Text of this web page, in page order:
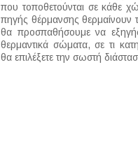
που τοποθετούνται σε κάθε
πηγής θέρμανσης
θα προσπαθήσουμε να
θερμαντικά σώματα, σε τι
θα επιλέξετε την σωστή